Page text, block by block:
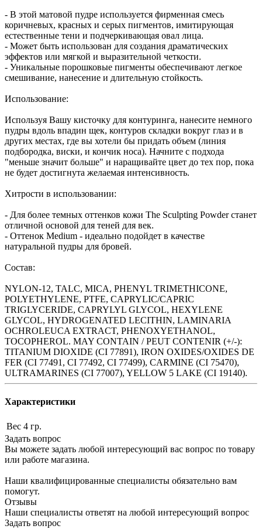
- В этой матовой пудре используется фирменная смесь
коричневых, красных и серых пигментов, имитирующая
естественные тени и подчеркивающая овал лица.
- Может быть использован для создания драматических
эффектов или мягкой и выразительной четкости.
- Уникальные порошковые пигменты обеспечивают легкое
смешивание, нанесение и длительную стойкость.
Использование:
Используя Вашу кисточку для контуринга, нанесите немного
пудры вдоль впадин щек, контуров складки вокруг глаз и в
других местах, где вы хотели бы придать объем (линия
подбородка, виски, и кончик носа). Начните с подхода
"меньше значит больше" и наращивайте цвет до тех пор, пока
не будет достигнута желаемая интенсивность.
Хитрости в использовании:
- Для более темных оттенков кожи The Sculpting Powder станет
отличной основой для теней для век.
- Оттенок Medium - идеально подойдет в качестве
натуральной пудры для бровей.
Состав:
NYLON-12, TALC, MICA, PHENYL TRIMETHICONE,
POLYETHYLENE, PTFE, CAPRYLIC/CAPRIC
TRIGLYCERIDE, CAPRYLYL GLYCOL, HEXYLENE
GLYCOL, HYDROGENATED LECITHIN, LAMINARIA
OCHROLEUCA EXTRACT, PHENOXYETHANOL,
TOCOPHEROL. MAY CONTAIN / PEUT CONTENIR (+/-):
TITANIUM DIOXIDE (CI 77891), IRON OXIDES/OXIDES DE
FER (CI 77491, CI 77492, CI 77499), CARMINE (CI 75470),
ULTRAMARINES (CI 77007), YELLOW 5 LAKE (CI 19140).
Характеристики
Вес 4 гр.
Задать вопрос
Вы можете задать любой интересующий вас вопрос по товару
или работе магазина.
Наши квалифицированные специалисты обязательно вам
помогут.
Отзывы
Наши специалисты ответят на любой интересующий вопрос
Задать вопрос